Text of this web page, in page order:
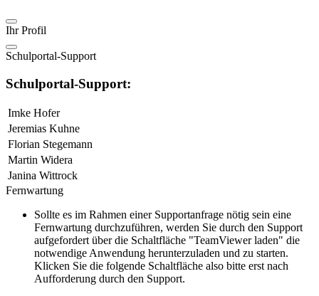
Ihr Profil
Schulportal-Support
Schulportal-Support:
Imke Hofer
Jeremias Kuhne
Florian Stegemann
Martin Widera
Janina Wittrock
Fernwartung
Sollte es im Rahmen einer Supportanfrage nötig sein eine
Fernwartung durchzuführen, werden Sie durch den Support
aufgefordert über die Schaltfläche "TeamViewer laden" die
notwendige Anwendung herunterzuladen und zu starten.
Klicken Sie die folgende Schaltfläche also bitte erst nach
Aufforderung durch den Support.